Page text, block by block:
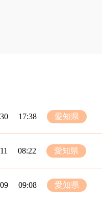
17:38 愛知県
08:22 愛知県
09:08 愛知県